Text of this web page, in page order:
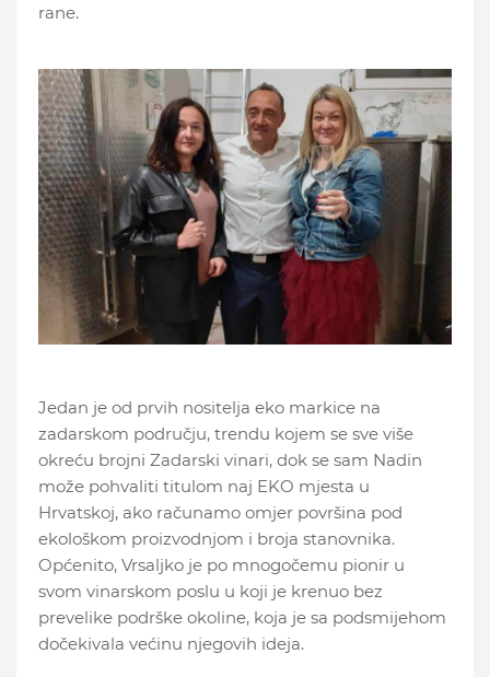
rane.
Jedan je od prvih nositelja eko markice na
zadarskom području, trendu kojem se sve više
okreću brojni Zadarski vinari, dok se sam Nadin
može pohvaliti titulom naj EKO mjesta u
Hrvatskoj, ako računamo omjer površina pod
ekološkom proizvodnjom i broja stanovnika.
Općenito, Vrsaljko je po mnogočemu pionir u
svom vinarskom poslu u koji je krenuo bez
prevelike podrške okoline, koja je sa podsmijehom
dočekivala većinu njegovih ideja.